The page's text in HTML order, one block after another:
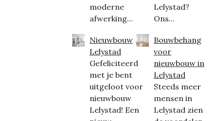
moderne
afwerking...
Nieuwbouw
Lelystad
Gefeliciteerd
met je bent
uitgeloot voor
nieuwbouw
Lelystad! Een
Lelystad?
Ons...
Bouwbehang
voor
nieuwbouw in
Lelystad
Steeds meer
mensen in
Lelystad zien